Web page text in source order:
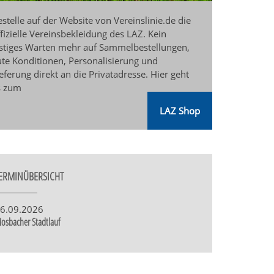
auf der Website von Vereinslinie.de die
Vereinsbekleidung des LAZ. Kein
Warten mehr auf Sammelbestellungen,
Konditionen, Personalisierung und
direkt an die Privatadresse. Hier geht
zum
LAZ Shop
Stadtlauf